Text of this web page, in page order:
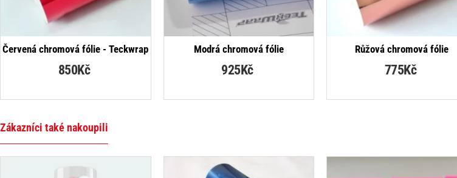
Červená chromová fólie - Teckwrap
850Kč
Modrá chromová fólie
925Kč
Růžová chromová fólie
775Kč
Zákazníci také nakoupili